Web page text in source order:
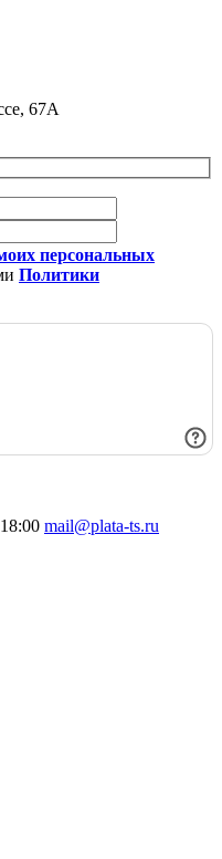
67А
персональных
Политики
mail@plata-ts.ru